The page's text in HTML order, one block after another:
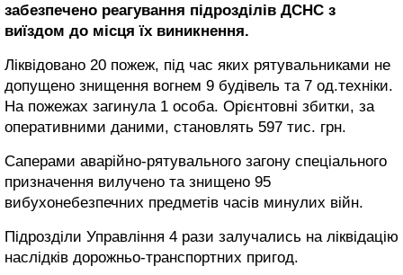
забезпечено реагування підрозділів ДСНС з
виїздом до місця їх виникнення.
Ліквідовано 20 пожеж, під час яких рятувальниками не
допущено знищення вогнем 9 будівель та 7 од.техніки.
На пожежах загинула 1 особа. Орієнтовні збитки, за
оперативними даними, становлять 597 тис. грн.
Саперами аварійно-рятувального загону спеціального
призначення вилучено та знищено 95
вибухонебезпечних предметів часів минулих війн.
Підрозділи Управління 4 рази залучались на ліквідацію
наслідків дорожньо-транспортних пригод.